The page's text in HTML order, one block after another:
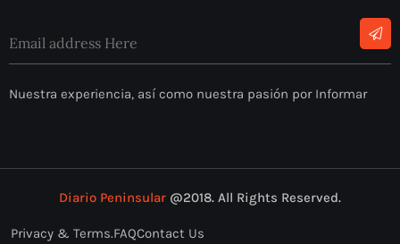
Nuestra experiencia, así como nuestra pasión por Informar
Diario Peninsular @2018. All Rights Reserved.
Privacy & Terms.FAQContact Us